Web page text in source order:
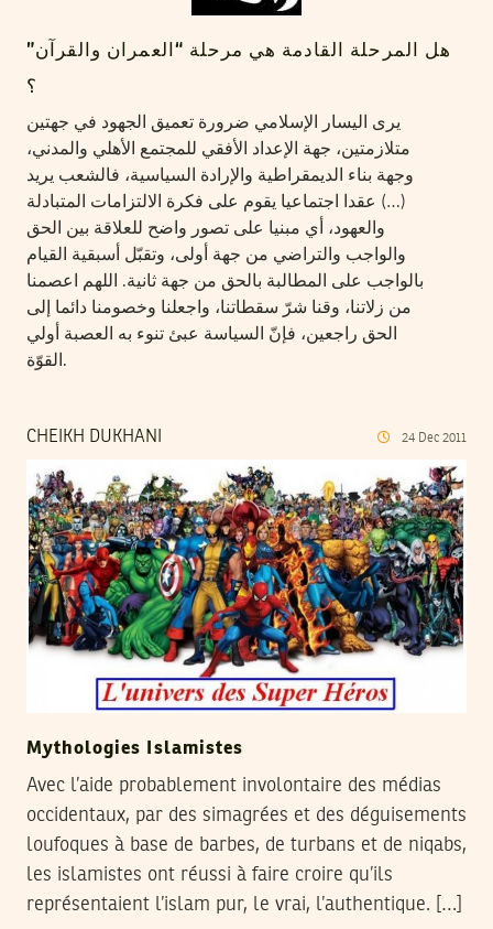
هل المرحلة القادمة هي مرحلة “العمران والقرآن”
؟
يرى اليسار الإسلامي ضرورة تعميق الجهود في جهتين
متلازمتين، جهة الإعداد الأفقي للمجتمع الأهلي والمدني،
وجهة بناء الديمقراطية والإرادة السياسية، فالشعب يريد
(…) عقدا اجتماعيا يقوم على فكرة الالتزامات المتبادلة
والعهود، أي مبنيا على تصور واضح للعلاقة بين الحق
والواجب والتراضي من جهة أولى، وتقبّل أسبقية القيام
بالواجب على المطالبة بالحق من جهة ثانية. اللهم اعصمنا
من زلاتنا، وقنا شرّ سقطاتنا، واجعلنا وخصومنا دائما إلى
الحق راجعين، فإنّ السياسة عبئ تنوء به العصبة أولي
القوّة.
CHEIKH DUKHANI 24 Dec 2011
Mythologies Islamistes
Avec l’aide probablement involontaire des médias
occidentaux, par des simagrées et des déguisements
loufoques à base de barbes, de turbans et de niqabs,
les islamistes ont réussi à faire croire qu’ils
représentaient l’islam pur, le vrai, l’authentique. […]